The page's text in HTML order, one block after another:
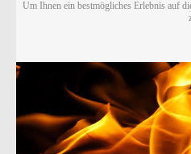
Um Ihnen ein bestmögliches Erlebnis auf